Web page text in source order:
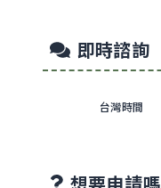
即時諮詢
台灣時間
想要申請嗎